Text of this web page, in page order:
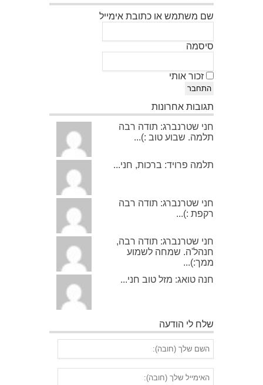
שם משתמש או כתובת אימייל
סיסמה
זכור אותי
התחבר
תגובות אחרונות
חני שטרנברג: תודה רבה
תלמה. שבוע טוב :)...
תלמה פרויד: ברכות, חני...
חני שטרנברג: תודה רבה
רקפת :)...
חני שטרנברג: תודה רבה,
חנהל'ה. שמחה לשמוע
ממך:)...
חנה טואג: מזל טוב חני...
שלח לי הודעה